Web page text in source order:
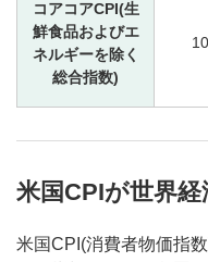
コアコアCPI(生
鮮食品およびエ
ネルギーを除く
総合指数)
米国CPIが世界
米国CPI(消費者物価指